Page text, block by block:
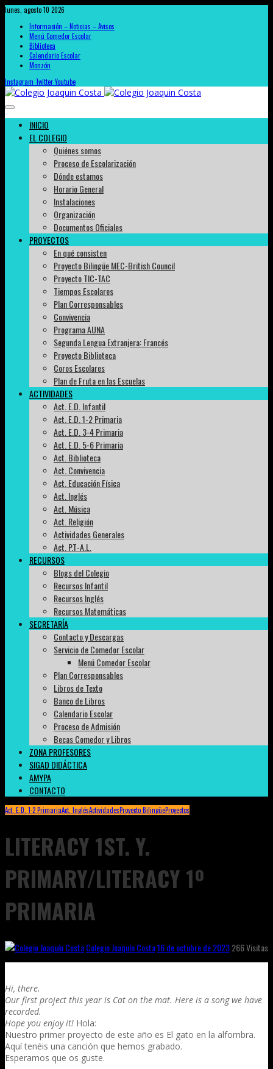
lunes, agosto 10 2026
Información – Noticias – Avisos
Menú Comedor Escolar
Biblioteca
Calendario Escolar
Monzón
Instagram TwitterYoutube
INICIO
EL COLEGIO
Quiénes somos
Proceso de Escolarización
Dónde estamos
Horario General
Instalaciones
Organización
Documentos Oficiales
PROYECTOS
En qué consisten
Proyecto Bilingüe MEC-British Council
Proyecto TIC-TAC
Tiempos Escolares
Plan Corresponsables
Convivencia
Programa AUNA
Segunda Lengua Extranjera: Francés
Proyecto Biblioteca
Coros Escolares
Plan de Fruta en las Escuelas
ACTIVIDADES
Act. E.D. Infantil
Act. E.D. 1-2 Primaria
Act. E.D. 3-4 Primaria
Act. E.D. 5-6 Primaria
Act. Biblioteca
Act. Convivencia
Act. Educación Física
Act. Inglés
Act. Música
Act. Religión
Actividades Generales
Act. P.T-A.L.
RECURSOS
Blogs del Colegio
Recursos Infantil
Recursos Inglés
Recursos Matemáticas
SECRETARÍA
Contacto y Descargas
Servicio de Comedor Escolar
Menú Comedor Escolar
Plan Corresponsables
Libros de Texto
Banco de Libros
Calendario Escolar
Proceso de Admisión
Becas Comedor y Libros
ZONA PROFESORES
SIGAD DIDÁCTICA
AMYPA
CONTACTO
Act. E.D. 1-2 PrimariaAct. InglésActividadesProyecto BilingüeProyectos
LITERACY 1ST. Y.
PRIMARY/LITERACY 1º
PRIMARIA
Colegio Joaquín Costa16 de octubre de 2023266 Visitas
Hi, there.
Our first project this year is Cat on the mat. Here is a song we have
recorded.
Hope you enjoy it! Hola:
Nuestro primer proyecto de este año es El gato en la alfombra.
Aquí tenéis una canción que hemos grabado.
Esperamos que os guste.